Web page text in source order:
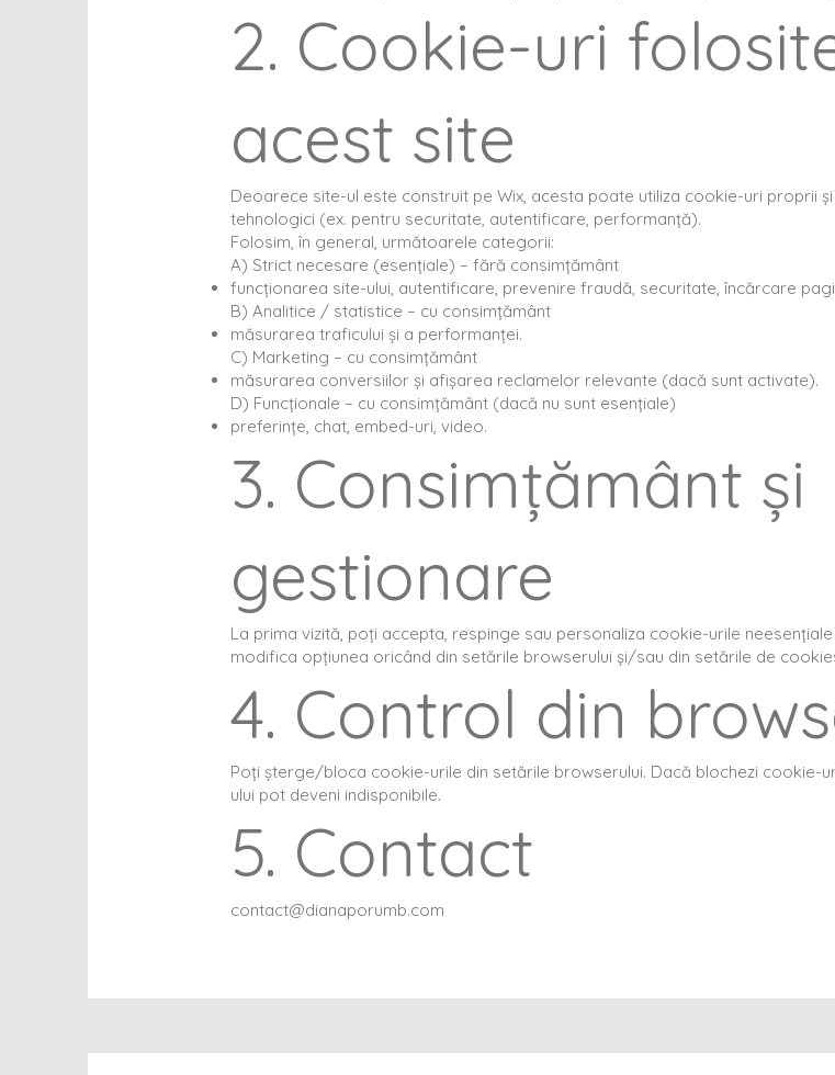
2. Cookie-uri
acest site
Deoarece site-ul este construit pe Wix, acesta poate utiliza cookie-uri proprii
tehnologici (ex. pentru securitate, autentificare, performanță).
Folosim, în general, următoarele categorii:
A) Strict necesare (esențiale) – fără consimțământ
funcționarea site-ului, autentificare, prevenire fraudă, securitate, încărcare
B) Analitice / statistice – cu consimțământ
măsurarea traficului și a performanței.
C) Marketing – cu consimțământ
măsurarea conversiilor și afișarea reclamelor relevante (dacă sunt activate).
D) Funcționale – cu consimțământ (dacă nu sunt esențiale)
preferințe, chat, embed-uri, video.
3. Consimțământ și
gestionare
La prima vizită, poți accepta, respinge sau personaliza cookie-urile
modifica opțiunea oricând din setările browserului și/sau din setările de
4. Control din
Poți șterge/bloca cookie-urile din setările browserului. Dacă blochezi cookie-
ului pot deveni indisponibile.
5. Contact
contact@dianaporumb.com